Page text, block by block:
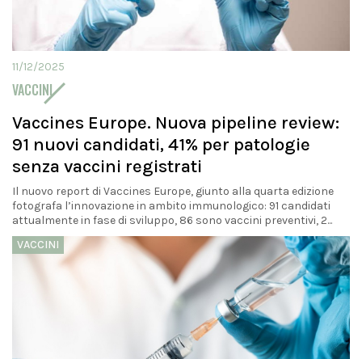
11/12/2025
VACCINI
Vaccines Europe. Nuova pipeline review:
91 nuovi candidati, 41% per patologie
senza vaccini registrati
Il nuovo report di Vaccines Europe, giunto alla quarta edizione
fotografa l’innovazione in ambito immunologico: 91 candidati
attualmente in fase di sviluppo, 86 sono vaccini preventivi, 2...
VACCINI